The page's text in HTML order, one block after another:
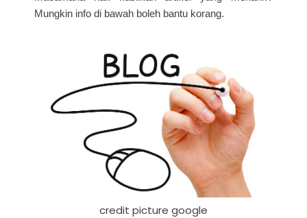
Mungkin info di bawah boleh bantu korang.
credit picture google